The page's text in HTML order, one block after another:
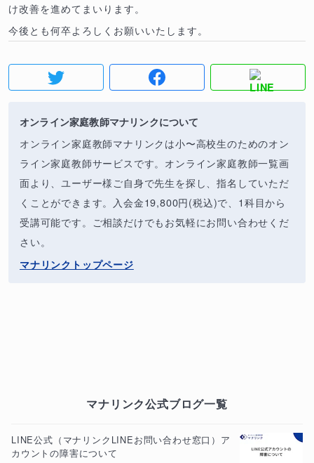
け改善を進めてまいります。
今後とも何卒よろしくお願いいたします。
オンライン家庭教師マナリンクについて
オンライン家庭教師マナリンクは小〜高校生のためのオン
ライン家庭教師サービスです。オンライン家庭教師一覧画
面より、ユーザー様ご自身で先生を探し、指名していただ
くことができます。入会金19,800円(税込)で、1科目から
受講可能です。ご相談だけでもお気軽にお問い合わせくだ
さい。
マナリンクトップページ
マナリンク公式ブログ一覧
LINE公式（マナリンクLINEお問い合わせ窓口）ア
カウントの障害について